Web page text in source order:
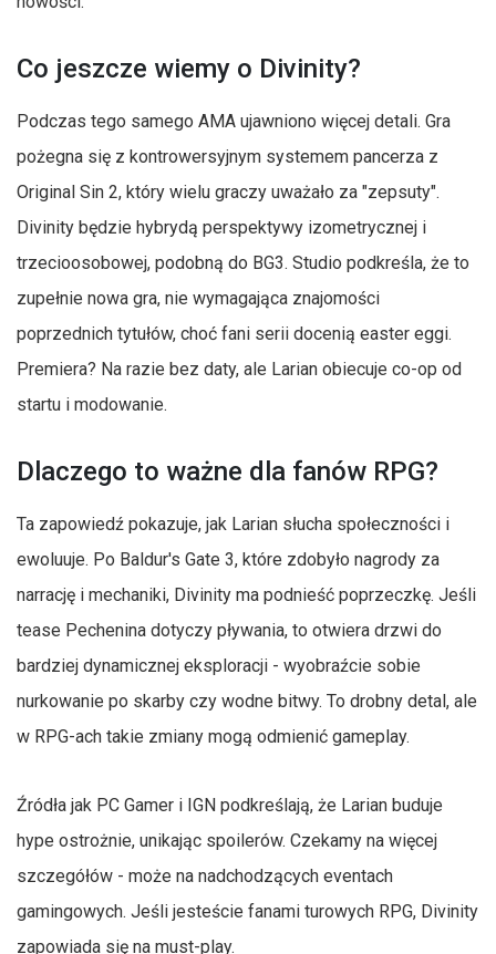
Co jeszcze wiemy o Divinity?
Podczas tego samego AMA ujawniono więcej detali. Gra
pożegna się z kontrowersyjnym systemem pancerza z
Original Sin 2, który wielu graczy uważało za "zepsuty".
Divinity będzie hybrydą perspektywy izometrycznej i
trzecioosobowej, podobną do BG3. Studio podkreśla, że to
zupełnie nowa gra, nie wymagająca znajomości
poprzednich tytułów, choć fani serii docenią easter eggi.
Premiera? Na razie bez daty, ale Larian obiecuje co-op od
startu i modowanie.
Dlaczego to ważne dla fanów RPG?
Ta zapowiedź pokazuje, jak Larian słucha społeczności i
ewoluuje. Po Baldur's Gate 3, które zdobyło nagrody za
narrację i mechaniki, Divinity ma podnieść poprzeczkę. Jeśli
tease Pechenina dotyczy pływania, to otwiera drzwi do
bardziej dynamicznej eksploracji - wyobraźcie sobie
nurkowanie po skarby czy wodne bitwy. To drobny detal, ale
w RPG-ach takie zmiany mogą odmienić gameplay.
Źródła jak PC Gamer i IGN podkreślają, że Larian buduje
hype ostrożnie, unikając spoilerów. Czekamy na więcej
szczegółów - może na nadchodzących eventach
gamingowych. Jeśli jesteście fanami turowych RPG, Divinity
zapowiada się na must-play.